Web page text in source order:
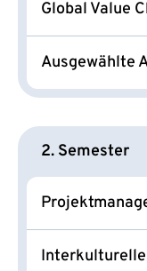
Global Value
Ausgewählte
2. Semester